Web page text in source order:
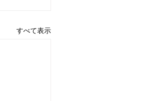
すべて表示